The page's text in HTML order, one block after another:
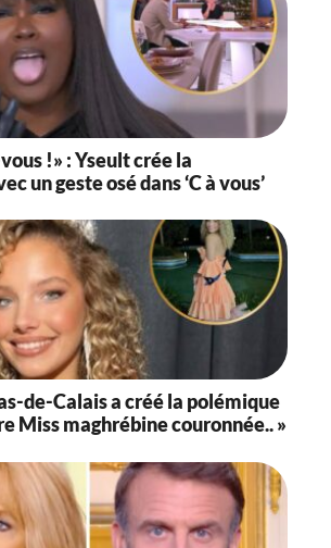
!» : Yseult crée la
un geste osé dans ‘C à vous’
de-Calais a créé la polémique
Miss maghrébine couronnée.. »